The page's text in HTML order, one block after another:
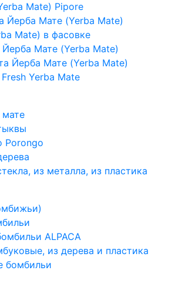
Mate) Pipore
Йерба Мате (Yerba Mate)
Mate) в фасовке
Мате (Yerba Mate)
Йерба Мате (Yerba Mate)
Yerba Mate
мате
Porongo
из металла, из пластика
ALPACA
из дерева и пластика
бомбильи